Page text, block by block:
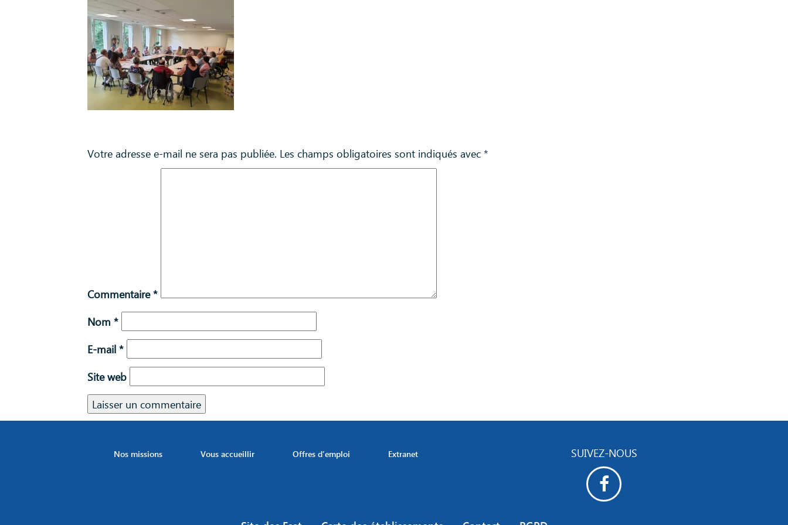
Votre adresse e-mail ne sera pas publiée. Les champs obligatoires sont indiqués avec*
Commentaire*
Nom*
E-mail*
Site web
Nos missions Vous accueillir Offres d’emploi Extranet SUIVEZ-NOUS